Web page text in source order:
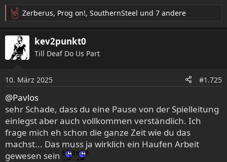
R
e
a
t
n
e
n
:
Zerberus, Prog on!, SouthernSteel und 7 andere
kev2punkt0
Till Deaf Do Us Part
10. März 2025 #1.725
@Pavlos
sehr Schade, dass du eine Pause von der Spielleitung
einlegst aber auch vollkommen verständlich. Ich
frage mich eh schon die ganze Zeit wie du das
machst... Das muss ja wirklich ein Haufen Arbeit
gewesen sein